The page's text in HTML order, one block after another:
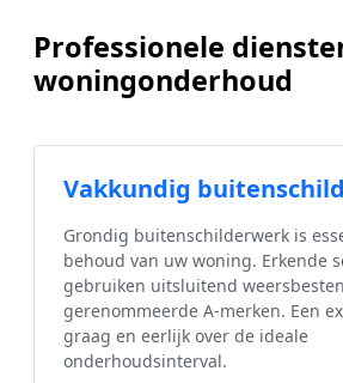
Professionele
woningonderhoud
Vakkundig
Grondig buitenschilderwerk is
behoud van uw woning. Erkende
gebruiken uitsluitend
gerenommeerde A-merken. Een
graag en eerlijk over de ideale
onderhoudsinterval.